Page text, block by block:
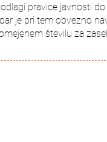
pravice javnosti
je pri tem obvezno
številu za